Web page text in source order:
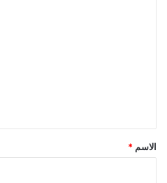
*
الاسم *